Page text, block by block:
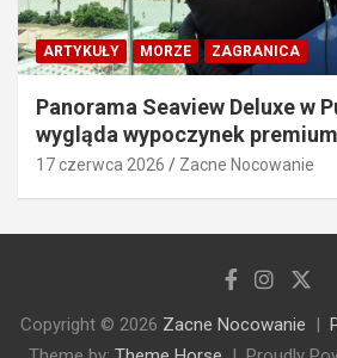
ARTYKUŁY MORZE ZAGRANICA
Panorama Seaview Deluxe w
wygląda wypoczynek
17 czerwca 2026 Zacne Nocowanie
Copyright © 2026 Zacne Nocowanie